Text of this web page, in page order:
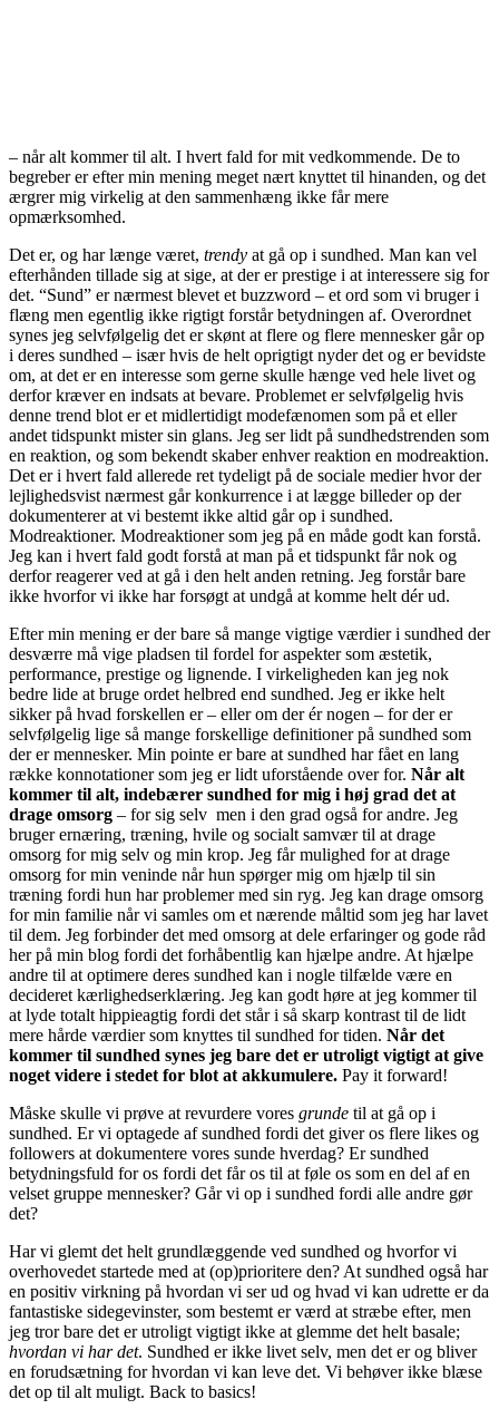
– når alt kommer til alt. I hvert fald for mit vedkommende. De to
begreber er efter min mening meget nært knyttet til hinanden, og det
ærgrer mig virkelig at den sammenhæng ikke får mere
opmærksomhed.
Det er, og har længe været, trendy at gå op i sundhed. Man kan vel
efterhånden tillade sig at sige, at der er prestige i at interessere sig for
det. “Sund” er nærmest blevet et buzzword – et ord som vi bruger i
flæng men egentlig ikke rigtigt forstår betydningen af. Overordnet
synes jeg selvfølgelig det er skønt at flere og flere mennesker går op
i deres sundhed – især hvis de helt oprigtigt nyder det og er bevidste
om, at det er en interesse som gerne skulle hænge ved hele livet og
derfor kræver en indsats at bevare. Problemet er selvfølgelig hvis
denne trend blot er et midlertidigt modefænomen som på et eller
andet tidspunkt mister sin glans. Jeg ser lidt på sundhedstrenden som
en reaktion, og som bekendt skaber enhver reaktion en modreaktion.
Det er i hvert fald allerede ret tydeligt på de sociale medier hvor der
lejlighedsvist nærmest går konkurrence i at lægge billeder op der
dokumenterer at vi bestemt ikke altid går op i sundhed.
Modreaktioner. Modreaktioner som jeg på en måde godt kan forstå.
Jeg kan i hvert fald godt forstå at man på et tidspunkt får nok og
derfor reagerer ved at gå i den helt anden retning. Jeg forstår bare
ikke hvorfor vi ikke har forsøgt at undgå at komme helt dér ud.
Efter min mening er der bare så mange vigtige værdier i sundhed der
desværre må vige pladsen til fordel for aspekter som æstetik,
performance, prestige og lignende. I virkeligheden kan jeg nok
bedre lide at bruge ordet helbred end sundhed. Jeg er ikke helt
sikker på hvad forskellen er – eller om der ér nogen – for der er
selvfølgelig lige så mange forskellige definitioner på sundhed som
der er mennesker. Min pointe er bare at sundhed har fået en lang
række konnotationer som jeg er lidt uforstående over for. Når alt
kommer til alt, indebærer sundhed for mig i høj grad det at
drage omsorg – for sig selv men i den grad også for andre. Jeg
bruger ernæring, træning, hvile og socialt samvær til at drage
omsorg for mig selv og min krop. Jeg får mulighed for at drage
omsorg for min veninde når hun spørger mig om hjælp til sin
træning fordi hun har problemer med sin ryg. Jeg kan drage omsorg
for min familie når vi samles om et nærende måltid som jeg har lavet
til dem. Jeg forbinder det med omsorg at dele erfaringer og gode råd
her på min blog fordi det forhåbentlig kan hjælpe andre. At hjælpe
andre til at optimere deres sundhed kan i nogle tilfælde være en
decideret kærlighedserklæring. Jeg kan godt høre at jeg kommer til
at lyde totalt hippieagtig fordi det står i så skarp kontrast til de lidt
mere hårde værdier som knyttes til sundhed for tiden. Når det
kommer til sundhed synes jeg bare det er utroligt vigtigt at give
noget videre i stedet for blot at akkumulere. Pay it forward!
Måske skulle vi prøve at revurdere vores grunde til at gå op i
sundhed. Er vi optagede af sundhed fordi det giver os flere likes og
followers at dokumentere vores sunde hverdag? Er sundhed
betydningsfuld for os fordi det får os til at føle os som en del af en
velset gruppe mennesker? Går vi op i sundhed fordi alle andre gør
det?
Har vi glemt det helt grundlæggende ved sundhed og hvorfor vi
overhovedet startede med at (op)prioritere den? At sundhed også har
en positiv virkning på hvordan vi ser ud og hvad vi kan udrette er da
fantastiske sidegevinster, som bestemt er værd at stræbe efter, men
jeg tror bare det er utroligt vigtigt ikke at glemme det helt basale;
hvordan vi har det. Sundhed er ikke livet selv, men det er og bliver
en forudsætning for hvordan vi kan leve det. Vi behøver ikke blæse
det op til alt muligt. Back to basics!